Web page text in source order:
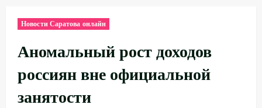
Новости Саратова онлайн
Аномальный рост доходов
россиян вне официальной
занятости